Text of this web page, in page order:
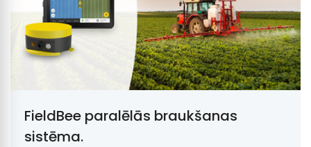
FieldBee paralēlās braukšanas
sistēma.